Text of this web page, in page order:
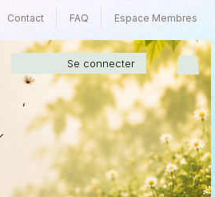
Contact FAQ Espace Membres
Se connecter